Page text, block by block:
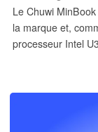
Le Chuwi
la marque et,
processeur Intel
avec un écran